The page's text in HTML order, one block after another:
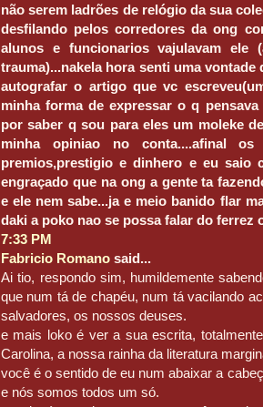
não serem ladrões de relógio da sua
desfilando pelos corredores da ong
alunos e funcionarios vajulavam ele
trauma)...nakela hora senti uma vontade
autografar o artigo que vc
minha forma de expressar o q
por saber q sou para eles um moleke
minha opiniao no conta....afinal
premios,prestigio e dinhero e eu saio
engraçado que na ong a gente ta
e ele nem sabe...ja e meio banido flar
daki a poko nao se possa falar do ferrez
7:33 PM
Fabricio Romano said...
Ai tio, respondo sim, humildemente
que num tá de chapéu, num tá vacilando
salvadores, os nossos deuses.
e mais loko é ver a sua escrita,
Carolina, a nossa rainha da literatura
você é o sentido de eu num abaixar a
e nós somos todos um só.